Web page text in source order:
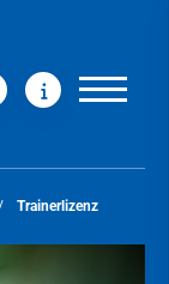
Trainerlizenz